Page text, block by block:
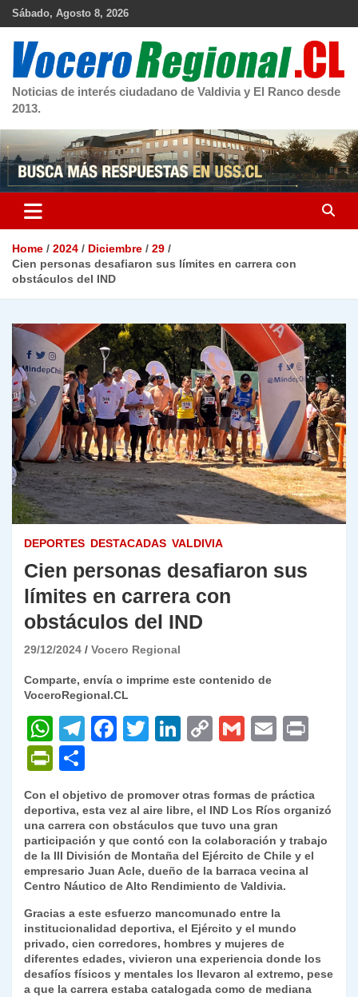
Skip
Sábado, Agosto 8, 2026
Noticias de interés ciudadano de Valdivia y El Ranco desde
2013.
Home 2024 Diciembre
29
Cien personas desafiaron sus límites en carrera con
obstáculos del IND
DEPORTES DESTACADAS VALDIVIA
Cien personas desafiaron sus
límites en carrera con
obstáculos del IND
29/12/2024 Vocero Regional
Comparte, envía o imprime este contenido de
VoceroRegional.CL
W
h
at
s
A
p
p
T
gr
a
m
F
e
b
o
o
k
T
er
Li
e
dI
n
C
y
Li
n
k
G
l
E
l
P
ri
nt
Fr
ie
n
dl
y
o
m
p
ar
tir
Con el objetivo de promover otras formas de práctica
deportiva, esta vez al aire libre, el IND Los Ríos organizó
una carrera con obstáculos que tuvo una gran
participación y que contó con la colaboración y trabajo
de la III División de Montaña del Ejército de Chile y el
empresario Juan Acle, dueño de la barraca vecina al
Centro Náutico de Alto Rendimiento de Valdivia.
Gracias a este esfuerzo mancomunado entre la
institucionalidad deportiva, el Ejército y el mundo
privado, cien corredores, hombres y mujeres de
diferentes edades, vivieron una experiencia donde los
desafíos físicos y mentales los llevaron al extremo, pese
a que la carrera estaba catalogada como de mediana